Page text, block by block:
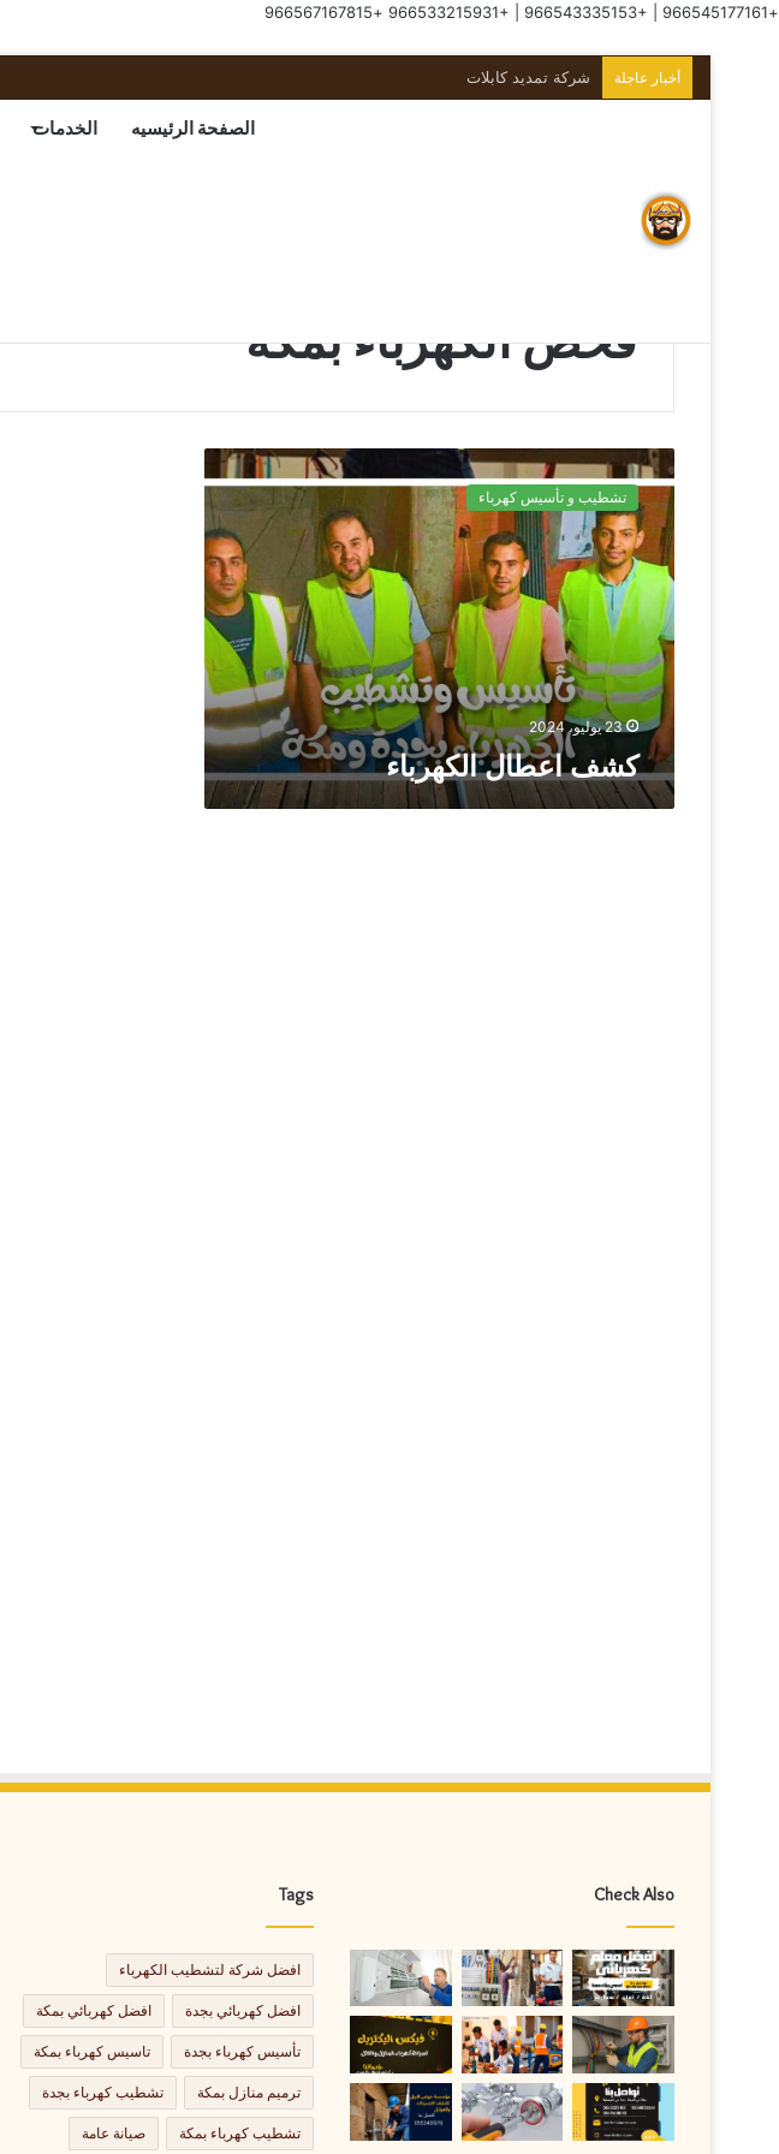
+966545177161
+966543335153
+966533215931
+966567167815
أخبار عاجلة كهربائي منازل بجدة
الصفحة الرئيسيه الخدمات
فحص الكهرباء بمكة
تشطيب و تأسيس كهرباء
23 يوليو، 2024
كشف اعطال الكهرباء
Check Also
Tags
افضل شركة لتشطيب الكهرباء
افضل كهربائي بجدة افضل كهربائي بمكة
تأسيس كهرباء بجدة تاسيس كهرباء بمكة
ترميم منازل بمكة تشطيب كهرباء بجدة
تشطيب كهرباء بمكة صيانة عامة